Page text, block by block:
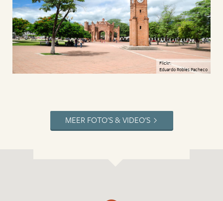
Flickr:
Eduardo Robles Pacheco
MEER FOTO'S & VIDEO'S